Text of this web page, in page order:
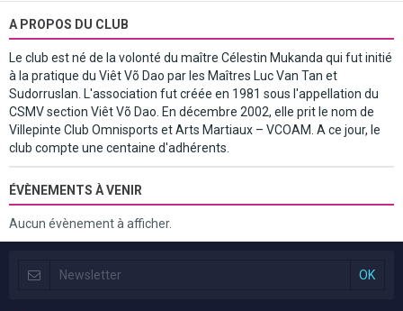
A PROPOS DU CLUB
Le club est né de la volonté du maître Célestin Mukanda qui fut initié
à la pratique du Viêt Võ Dao par les Maîtres Luc Van Tan et
Sudorruslan. L'association fut créée en 1981 sous l'appellation du
CSMV section Viêt Võ Dao. En décembre 2002, elle prit le nom de
Villepinte Club Omnisports et Arts Martiaux – VCOAM. A ce jour, le
club compte une centaine d'adhérents.
ÉVÈNEMENTS À VENIR
Aucun évènement à afficher.